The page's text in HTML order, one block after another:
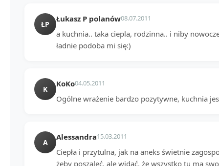
ŁP
Łukasz P polanów08.07.2011
a kuchnia.. taka ciepla, rodzinna.. i niby
ładnie podoba mi się:)
K
KoKo04.05.2011
Ogólne wrażenie bardzo pozytywne, kuchnia
A
Alessandra15.03.2011
Ciepła i przytulna, jak na aneks świetnie
żeby poszaleć, ale widać, że wszystko tu ma